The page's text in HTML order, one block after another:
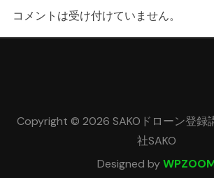
コメントは受け付けていません。
Copyright © 2026 SAKOドローン登録
社SAKO
Designed by